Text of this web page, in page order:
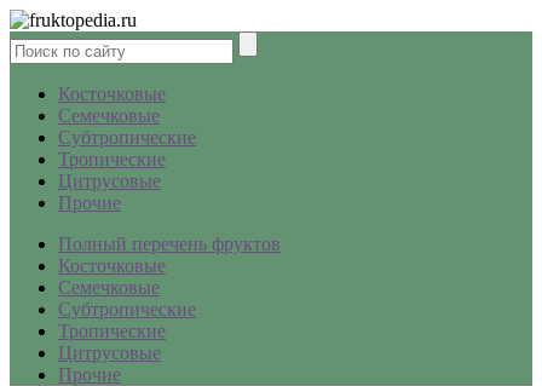
Косточковые
Семечковые
Субтропические
Тропические
Цитрусовые
Прочие
Полный перечень фруктов
Косточковые
Семечковые
Субтропические
Тропические
Цитрусовые
Прочие